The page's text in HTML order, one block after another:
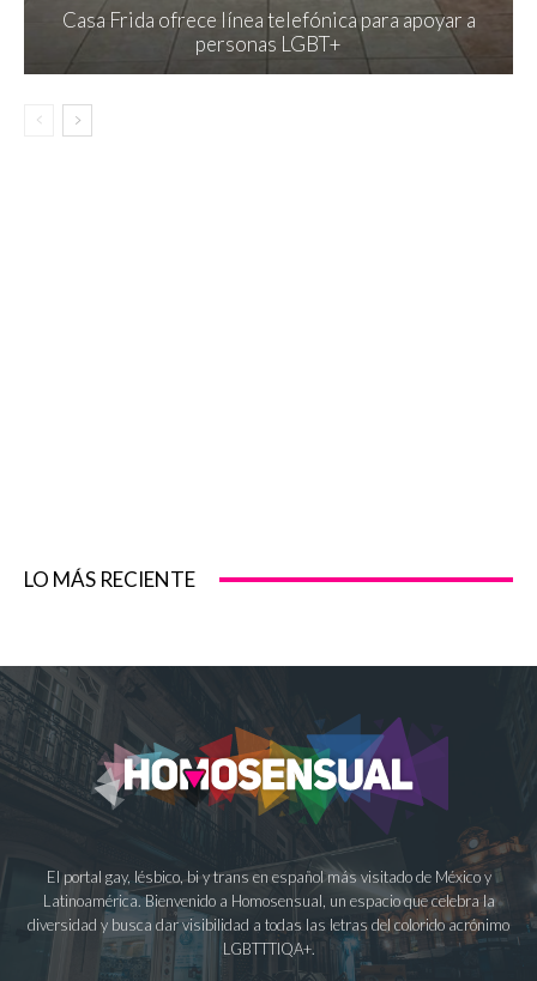
Casa Frida ofrece línea telefónica para apoyar a
personas LGBT+
LO MÁS RECIENTE
El portal gay, lésbico, bi y trans en español más visitado de México y
Latinoamérica. Bienvenido a Homosensual, un espacio que celebra la
diversidad y busca dar visibilidad a todas las letras del colorido acrónimo
LGBTTTIQA+.